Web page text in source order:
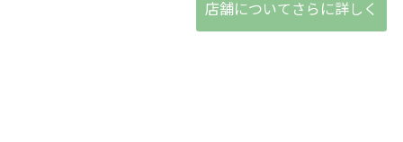
店舗についてさらに詳しく